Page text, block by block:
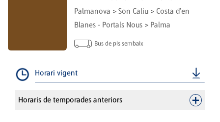
Palmanova > Son Caliu > Costa d'en
Blanes - Portals Nous > Palma
Bus de pis sembaix
Horari vigent
Horaris de temporades anteriors